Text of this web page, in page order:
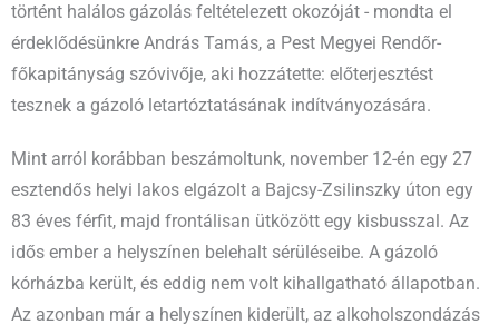
történt halálos gázolás feltételezett okozóját - mondta el
érdeklődésünkre András Tamás, a Pest Megyei Rendőr-
főkapitányság szóvivője, aki hozzátette: előterjesztést
tesznek a gázoló letartóztatásának indítványozására.
Mint arról korábban beszámoltunk, november 12-én egy 27
esztendős helyi lakos elgázolt a Bajcsy-Zsilinszky úton egy
83 éves férfit, majd frontálisan ütközött egy kisbusszal. Az
idős ember a helyszínen belehalt sérüléseibe. A gázoló
kórházba került, és eddig nem volt kihallgatható állapotban.
Az azonban már a helyszínen kiderült, az alkoholszondázás